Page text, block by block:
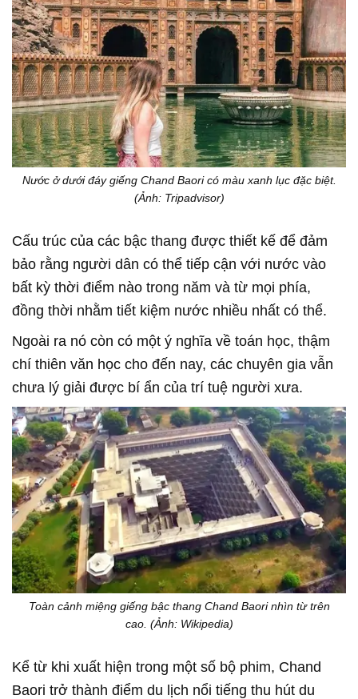
Nước ở dưới đáy giếng Chand Baori có màu xanh lục đặc biệt.
(Ảnh: Tripadvisor)
Cấu trúc của các bậc thang được thiết kế để đảm
bảo rằng người dân có thể tiếp cận với nước vào
bất kỳ thời điểm nào trong năm và từ mọi phía,
đồng thời nhằm tiết kiệm nước nhiều nhất có thể.
Ngoài ra nó còn có một ý nghĩa về toán học, thậm
chí thiên văn học cho đến nay, các chuyên gia vẫn
chưa lý giải được bí ẩn của trí tuệ người xưa.
Toàn cảnh miệng giếng bậc thang Chand Baori nhìn từ trên
cao. (Ảnh: Wikipedia)
Kể từ khi xuất hiện trong một số bộ phim, Chand
Baori trở thành điểm du lịch nổi tiếng thu hút du